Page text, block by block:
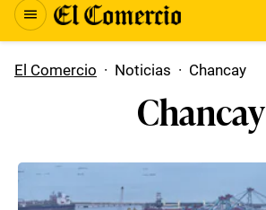
El Comercio · Noticias · Chancay
Chancay